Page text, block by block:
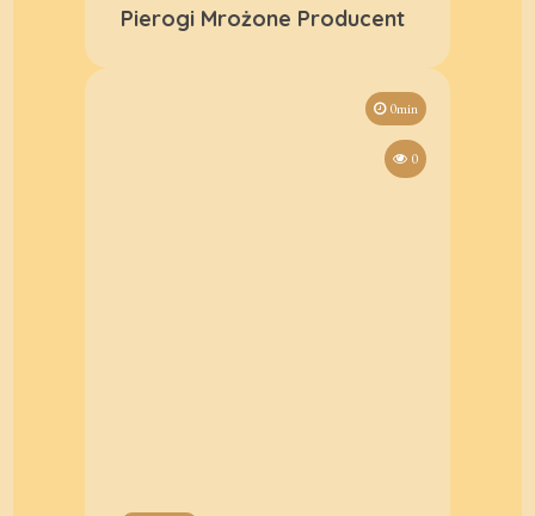
Pierogi Mrożone Producent
0min
0